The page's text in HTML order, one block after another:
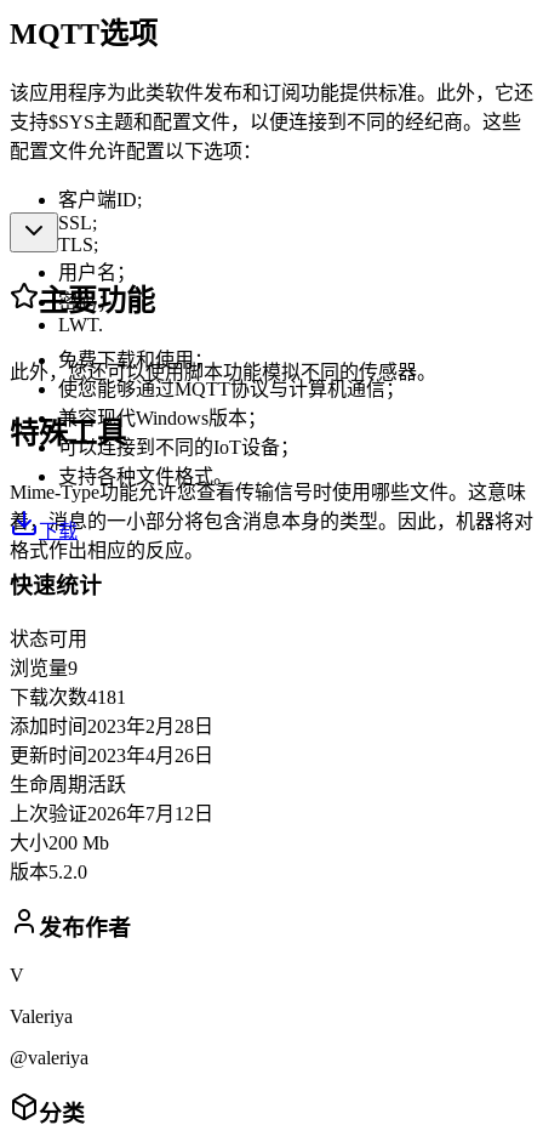
MQTT选项
该应用程序为此类软件发布和订阅功能提供标准。此外，它还
支持$SYS主题和配置文件，以便连接到不同的经纪商。这些
配置文件允许配置以下选项：
客户端ID;
SSL;
TLS;
用户名；
密码；
LWT.
此外，您还可以使用脚本功能模拟不同的传感器。
特殊工具
Mime-Type功能允许您查看传输信号时使用哪些文件。这意味
着，消息的一小部分将包含消息本身的类型。因此，机器将对
格式作出相应的反应。
主要功能
免费下载和使用；
使您能够通过MQTT协议与计算机通信；
兼容现代Windows版本；
可以连接到不同的IoT设备；
支持各种文件格式。
下载
快速统计
状态可用
浏览量9
下载次数4181
添加时间 2023年2月28日
更新时间 2023年4月26日
生命周期活跃
上次验证2026年7月12日
大小200 Mb
版本5.2.0
发布作者
V
Valeriya
@valeriya
分类